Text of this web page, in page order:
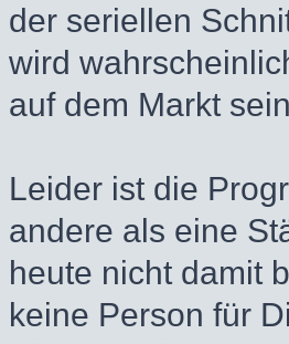
der seriellen
wird
auf dem Markt
Leider ist die
andere als eine
heute nicht damit
keine Person für